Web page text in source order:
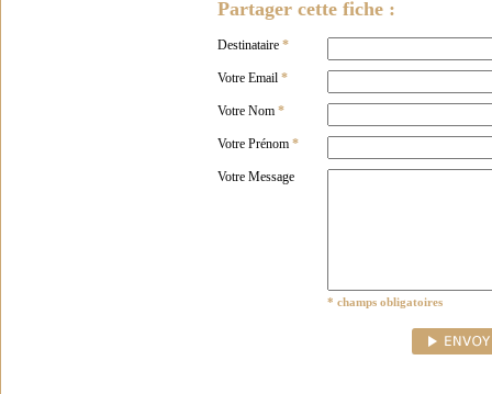
Partager cette fiche :
Destinataire *
Votre Email *
Votre Nom *
Votre Prénom *
Votre Message
* champs obligatoires